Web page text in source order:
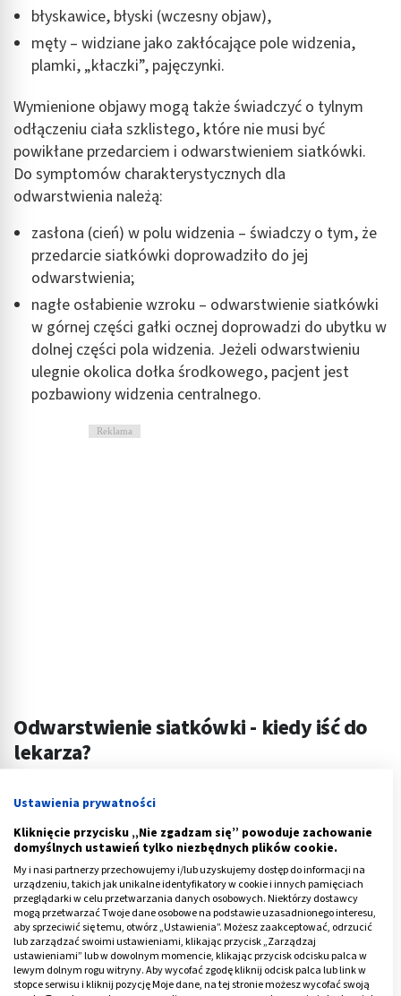
błyskawice, błyski (wczesny objaw),
męty – widziane jako zakłócające pole widzenia,
plamki, „kłaczki”, pajęczynki.
Wymienione objawy mogą także świadczyć o tylnym
odłączeniu ciała szklistego, które nie musi być
powikłane przedarciem i odwarstwieniem siatkówki.
Do symptomów charakterystycznych dla
odwarstwienia należą:
zasłona (cień) w polu widzenia – świadczy o tym, że
przedarcie siatkówki doprowadziło do jej
odwarstwienia;
nagłe osłabienie wzroku – odwarstwienie siatkówki
w górnej części gałki ocznej doprowadzi do ubytku w
dolnej części pola widzenia. Jeżeli odwarstwieniu
ulegnie okolica dołka środkowego, pacjent jest
pozbawiony widzenia centralnego.
Reklama
Odwarstwienie siatkówki - kiedy iść do
lekarza?
okulistyczne (raz w roku). Objawy tj. męty, błyski, nagły
ubytek w polu widzenia w postaci cienia bądź zasłony
powinny zaniepokoić i skłonić każdego do szukania
specjalistycznej pomocy.
Niestety pacjenci nierzadko bagatelizują objawy, które
mogą się na moment cofnąć. Niestety w tym czasie
(pozornego powrotu do zdrowia) odwarstwienie
obejmuje coraz większe obszary siatkówki, a kolejnym
Ustawienia prywatności
Kliknięcie przycisku „Nie zgadzam się” powoduje zachowanie
domyślnych ustawień tylko niezbędnych plików cookie.
My i nasi partnerzy przechowujemy i/lub uzyskujemy dostęp do informacji na
urządzeniu, takich jak unikalne identyfikatory w cookie i innych pamięciach
przeglądarki w celu przetwarzania danych osobowych. Niektórzy dostawcy
mogą przetwarzać Twoje dane osobowe na podstawie uzasadnionego interesu,
aby sprzeciwić się temu, otwórz „Ustawienia”. Możesz zaakceptować, odrzucić
lub zarządzać swoimi ustawieniami, klikając przycisk „Zarządzaj
ustawieniami” lub w dowolnym momencie, klikając przycisk odcisku palca w
lewym dolnym rogu witryny. Aby wycofać zgodę kliknij odcisk palca lub link w
stopce serwisu i kliknij pozycję Moje dane, na tej stronie możesz wycofać swoją